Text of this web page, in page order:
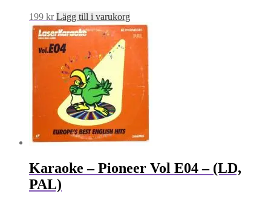
199 kr Lägg till i varukorg
Karaoke – Pioneer Vol E04 – (LD,
PAL)